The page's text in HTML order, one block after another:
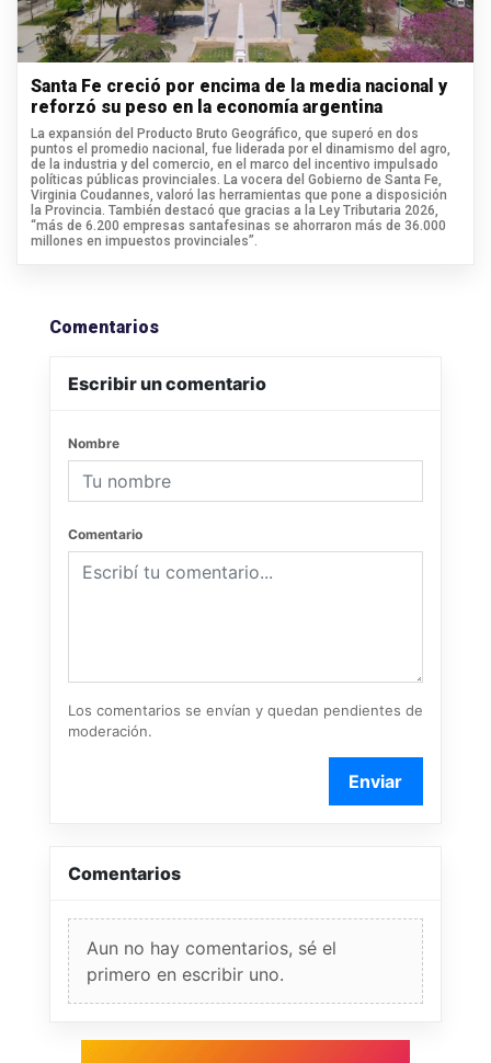
Santa Fe creció por encima de la media nacional y
reforzó su peso en la economía argentina
La expansión del Producto Bruto Geográfico, que superó en dos
puntos el promedio nacional, fue liderada por el dinamismo del agro,
de la industria y del comercio, en el marco del incentivo impulsado
políticas públicas provinciales. La vocera del Gobierno de Santa Fe,
Virginia Coudannes, valoró las herramientas que pone a disposición
la Provincia. También destacó que gracias a la Ley Tributaria 2026,
“más de 6.200 empresas santafesinas se ahorraron más de 36.000
millones en impuestos provinciales”.
Comentarios
Escribir un comentario
Nombre
Comentario
Los comentarios se envían y quedan pendientes de
moderación.
Enviar
Comentarios
Aun no hay comentarios, sé el
primero en escribir uno.